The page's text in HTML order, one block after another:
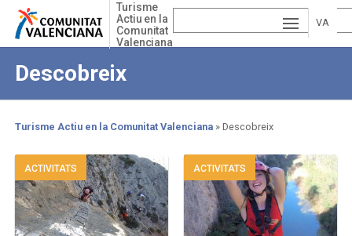
Skip
main
Turisme
Actiu en la
Comunitat
Valenciana
VA
Descobreix
Breadcrumb
Turisme Actiu en la Comunitat Valenciana Descobreix
ACTIVITATS ACTIVITATS